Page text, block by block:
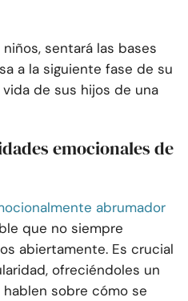
sentará las bases
a la siguiente fase de su
de sus hijos de una
emocionales de
abrumador
que no siempre
abiertamente. Es crucial
ofreciéndoles un
sobre cómo se